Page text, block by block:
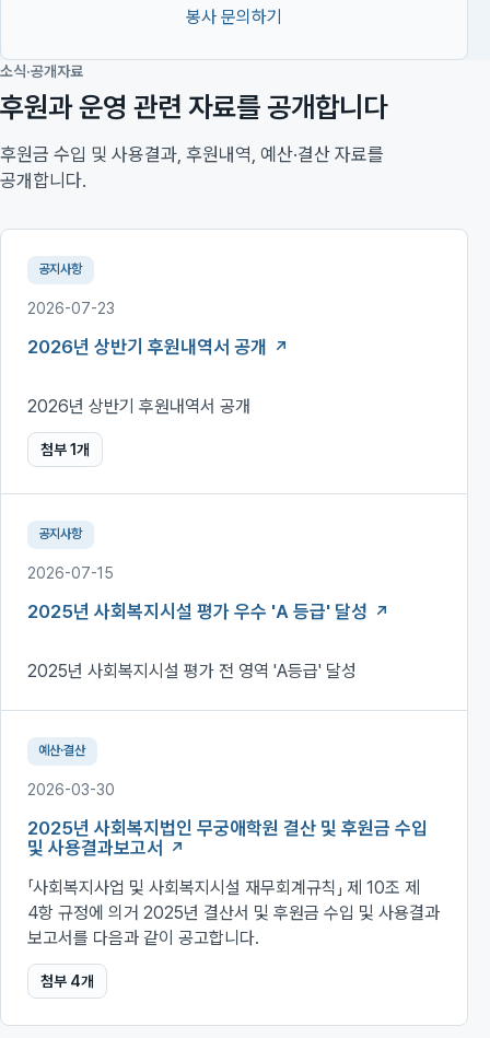
봉사 문의하기
소식·공개자료
후원과 운영 관련 자료를 공개합니다
후원금 수입 및 사용결과, 후원내역, 예산·결산 자료를
공개합니다.
공지사항
2026-07-23
2026년 상반기 후원내역서 공개
2026년 상반기 후원내역서 공개
첨부1개
공지사항
2026-07-15
2025년 사회복지시설 평가 우수 'A 등급' 달성
2025년 사회복지시설 평가 전 영역 'A등급' 달성
예산·결산
2026-03-30
2025년 사회복지법인 무궁애학원 결산 및 후원금 수입
및 사용결과보고서
「사회복지사업 및 사회복지시설 재무회계규칙」 제 10조 제
4항 규정에 의거 2025년 결산서 및 후원금 수입 및 사용결과
보고서를 다음과 같이 공고합니다.
첨부 4개